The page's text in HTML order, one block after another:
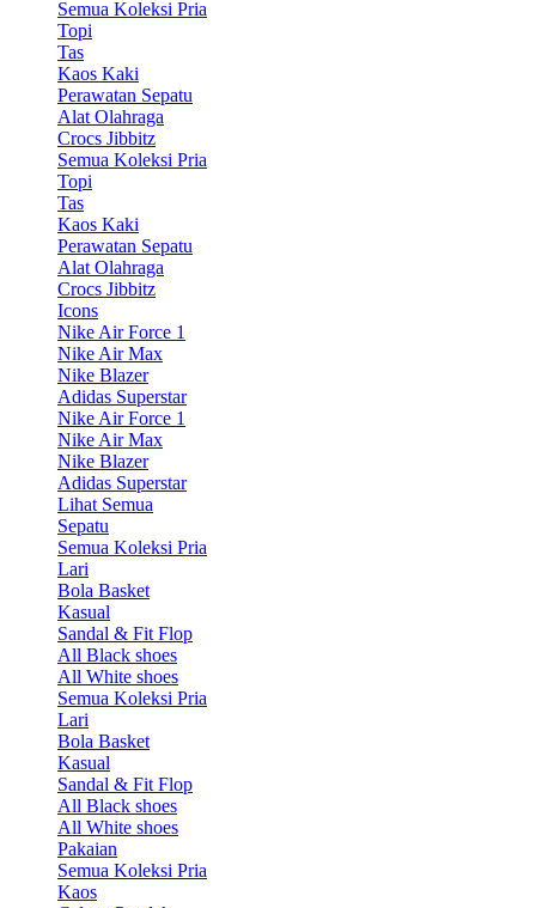
Semua Koleksi Pria
Topi
Tas
Kaos Kaki
Perawatan Sepatu
Alat Olahraga
Crocs Jibbitz
Semua Koleksi Pria
Topi
Tas
Kaos Kaki
Perawatan Sepatu
Alat Olahraga
Crocs Jibbitz
Icons
Nike Air Force 1
Nike Air Max
Nike Blazer
Adidas Superstar
Nike Air Force 1
Nike Air Max
Nike Blazer
Adidas Superstar
Lihat Semua
Sepatu
Semua Koleksi Pria
Lari
Bola Basket
Kasual
Sandal & Fit Flop
All Black shoes
All White shoes
Semua Koleksi Pria
Lari
Bola Basket
Kasual
Sandal & Fit Flop
All Black shoes
All White shoes
Pakaian
Semua Koleksi Pria
Kaos